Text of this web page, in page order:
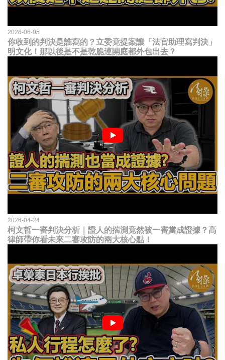
2026-06-05
你收到的判決是誰寫的？立委竟提案讓「法官助理寫判決」
明文化！那以後是不是乾脆連開庭都外包出去？
2026-04-24
柯文哲一審判決分析｜證人的揣測竟然被一審當成證據？高
律師帶你看未來二審攻防的兩大核心點！